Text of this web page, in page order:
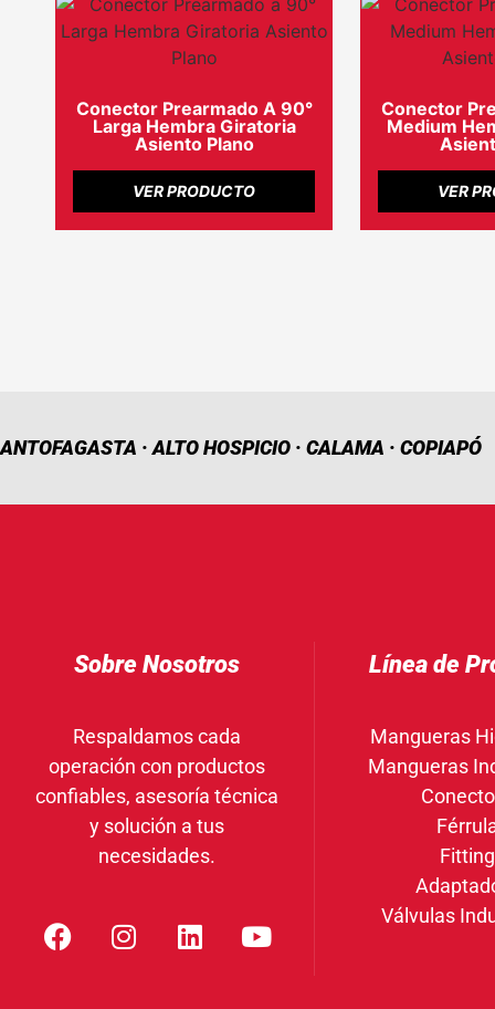
Conector Prearmado A 90°
Larga Hembra Giratoria
Asiento Plano
VER PRODUCTO
Conector
Medium
VER
ANTOFAGASTA · ALTO HOSPICIO · CALAMA · COPIAPÓ
Sobre Nosotros
Respaldamos cada
operación con productos
confiables, asesoría técnica
y solución a tus
necesidades.
Línea de
Mangueras
Mangueras
Válvulas